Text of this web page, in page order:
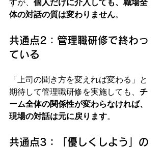
すが、 個人だけに介入しても、職場全
体の対話の質は変わりません。
共通点2：管理職研修で終わっ
ている
「上司の聞き方を変えれば変わる」と
期待して管理職研修を実施しても、 チ
ーム全体の関係性が変わらなければ、
現場の対話は元に戻ります。
共通点3：「優しくしよう」の